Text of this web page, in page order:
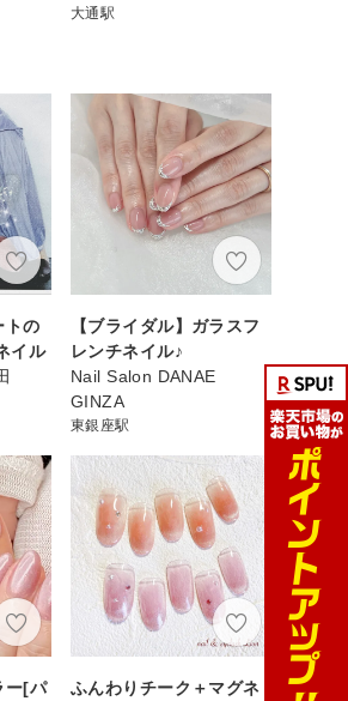
大通駅
トの
イル
【ブライダル】ガラスフ
レンチネイル♪
Nail Salon DANAE
GINZA
東銀座駅
ー[パ
ふんわりチーク＋マグネ